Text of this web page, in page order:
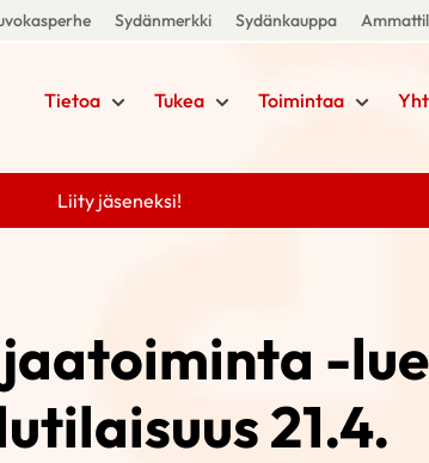
Sydänmerkki Sydänkauppa
Tietoa Tukea Toimintaa
Liity jäseneksi!
-
21.4.